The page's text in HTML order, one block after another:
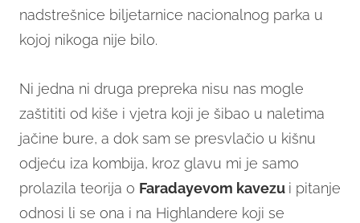
nadstrešnice biljetarnice nacionalnog parka u
kojoj nikoga nije bilo.
Ni jedna ni druga prepreka nisu nas mogle
zaštititi od kiše i vjetra koji je šibao u naletima
jačine bure, a dok sam se presvlačio u kišnu
odjeću iza kombija, kroz glavu mi je samo
prolazila teorija o Faradayevom kavezu i pitanje
odnosi li se ona i na Highlandere koji se